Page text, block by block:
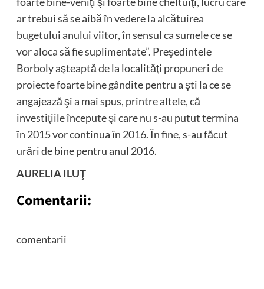
ar trebui să se aibă în vedere la alcătuirea
bugetului anului viitor, în sensul ca sumele ce se
vor aloca să fie suplimentate”. Preşedintele
Borboly aşteaptă de la localităţi propuneri de
proiecte foarte bine gândite pentru a şti la ce se
angajează şi a mai spus, printre altele, că
investiţiile începute şi care nu s-au putut termina
în 2015 vor continua în 2016. În fine, s-au făcut
urări de bine pentru anul 2016.
AURELIA ILUŢ
Comentarii:
comentarii